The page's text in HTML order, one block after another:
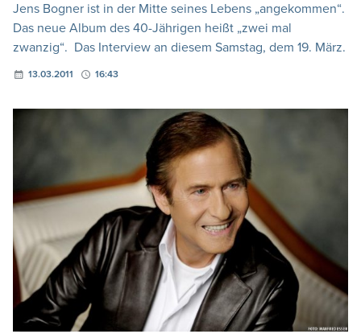
Jens Bogner ist in der Mitte seines Lebens „angekommen“.
Das neue Album des 40-Jährigen heißt „zwei mal
zwanzig“. Das Interview an diesem Samstag, dem 19. März.
13.03.2011 16:43